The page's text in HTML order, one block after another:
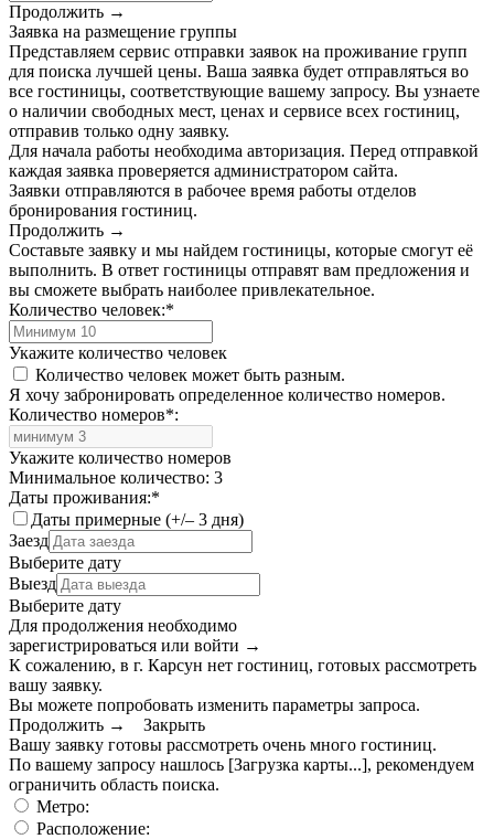
Продолжить →
Заявка на размещение группы
Представляем сервис отправки заявок на проживание групп
для поиска лучшей цены. Ваша заявка будет отправляться во
все гостиницы, соответствующие вашему запросу. Вы узнаете
о наличии свободных мест, ценах и сервисе всех гостиниц,
отправив только одну заявку.
Для начала работы необходима авторизация. Перед отправкой
каждая заявка проверяется администратором сайта.
Заявки отправляются в рабочее время работы отделов
бронирования гостиниц.
Продолжить →
Составьте заявку и мы найдем гостиницы, которые смогут её
выполнить. В ответ гостиницы отправят вам предложения и
вы сможете выбрать наиболее привлекательное.
Количество человек:*
Укажите количество человек
Количество человек может быть разным.
Я хочу забронировать определенное количество номеров.
Количество номеров*:
Укажите количество номеров
Минимальное количество: 3
Даты проживания:*
Даты примерные (+/– 3 дня)
Заезд
Выберите дату
Выезд
Выберите дату
Для продолжения необходимо
зарегистрироваться или войти →
К сожалению, в г. Карсун нет гостиниц, готовых рассмотреть
вашу заявку.
Вы можете попробовать изменить параметры запроса.
Продолжить →
Закрыть
Вашу заявку готовы рассмотреть очень много гостиниц.
По вашему запросу нашлось [Загрузка карты...], рекомендуем
ограничить область поиска.
Метро:
Расположение: